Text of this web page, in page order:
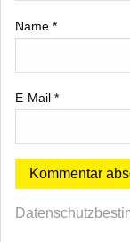
Name *
E-Mail *